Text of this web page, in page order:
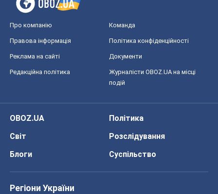
Про компанію Команда
Правова інформація Політика конфіденційності
Реклама на сайті Документи
Редакційна політика
Журналісти OBOZ.UA на місці
подій
OBOZ.UA
Політика
Світ
Розслідування
Блоги
Суспільство
Регіони України